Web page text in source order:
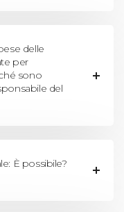
delle
per
sono
del
È possibile?